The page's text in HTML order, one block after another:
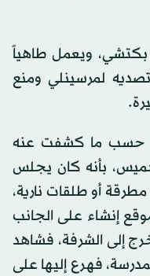
بكتشي، ويعمل طاهياً
لمرسينلي ومنع
حسب ما كشفت عنه
بأنه كان يجلس
أو طلقات نارية،
إنشاء على الجانب
إلى الشرفة، فشاهد
فهرع إليها على